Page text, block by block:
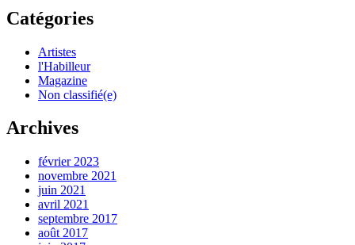
Catégories
Artistes
l'Habilleur
Magazine
Non classifié(e)
Archives
février 2023
novembre 2021
juin 2021
avril 2021
septembre 2017
août 2017